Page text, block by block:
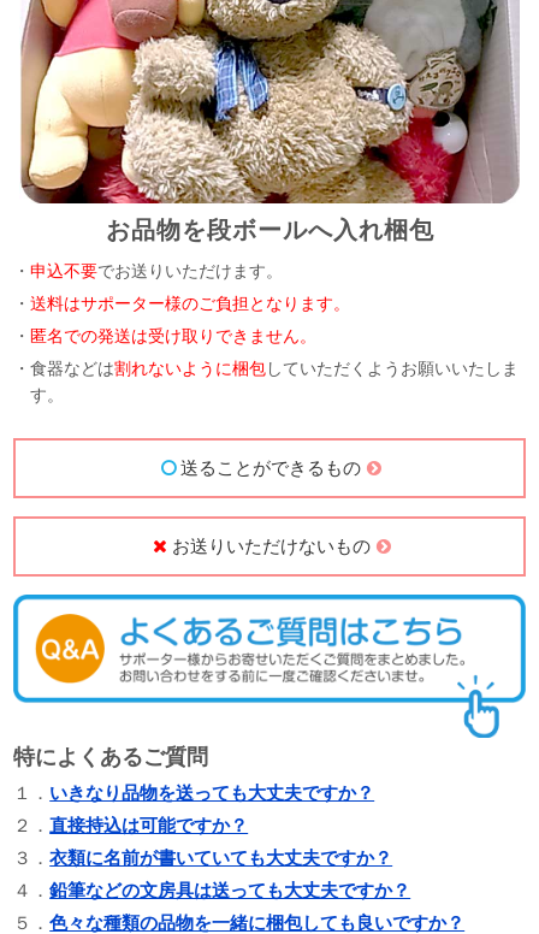
お品物を段ボールへ入れ梱包
・申込不要でお送りいただけます。
・送料はサポーター様のご負担となります。
・ 匿名での発送は受け取りできません。
・食器などは割れないように梱包していただくようお願いいたしま
す。
送ることができるもの
お送りいただけないもの
特によくあるご質問
１． いきなり品物を送っても大丈夫ですか？
２．直接持込は可能ですか？
３．衣類に名前が書いていても大丈夫ですか？
４．鉛筆などの文房具は送っても大丈夫ですか？
５．色々な種類の品物を一緒に梱包しても良いですか？